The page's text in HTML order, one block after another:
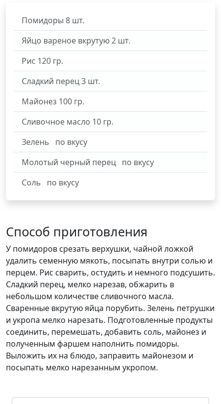
Помидоры 8 шт.
Яйцо вареное вкрутую2 шт.
Рис 120 гр.
Сладкий перец3 шт.
Майонез 100 гр.
Сливочное масло 10 гр.
Зелень
по вкусу
Молотый черный перец по вкусу
Соль
по вкусу
Способ приготовления
У помидоров срезать верхушки, чайной ложкой
удалить семенную мякоть, посыпать внутри солью и
перцем. Рис сварить, остудить и немного подсушить.
Сладкий перец, мелко нарезав, обжарить в
небольшом количестве сливочного масла.
Сваренные вкрутую яйца порубить. Зелень петрушки
и укропа мелко нарезать. Подготовленные продукты
соединить, перемешать, добавить соль, майонез и
полученным фаршем наполнить помидоры.
Выложить их на блюдо, заправить майонезом и
посыпать мелко нарезанным укропом.